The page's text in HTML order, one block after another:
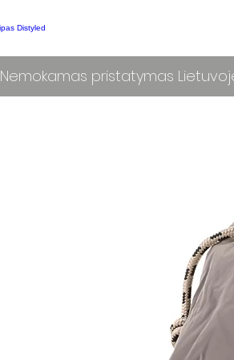
Nemokamas pristatymas